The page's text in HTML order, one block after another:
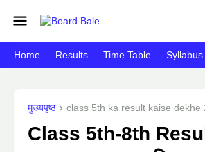
Home Results Time Table Syllabus
मुख्यपृष्ठ class 5th ka result kaise dekhe
Class 5th-8th